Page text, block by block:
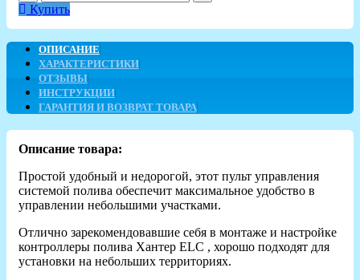
Купить
ОПИСАНИЕ
ХАРАКТЕРИСТИКИ
ОТЗЫВЫ
ИНСТРУКЦИИ
ГАРАНТИЯ И ВОЗВРАТ ТОВАРА
Описание товара:
Простой удобный и недорогой, этот пульт управления
системой полива обеспечит максимальное удобство в
управлении небольшими участками.
Отлично зарекомендовавшие себя в монтаже и настройке
контроллеры полива Хантер ELC , хорошо подходят для
установки на небольших территориях.